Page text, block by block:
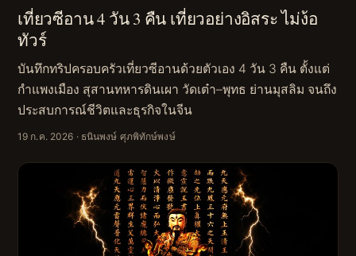
เที่ยวซีอาน 4 วัน 3 คืน เที่ยวอย่างอิสระ ไม่ง้อ
ทัวร์
บันทึกทริปครอบครัวเที่ยวซีอานด้วยตัวเอง 4 วัน 3 คืน ตั้งแต่
กำแพงเมือง สุสานทหารดินเผา วัดเต๋า–พุทธ ย่านมุสลิม จนถึง
ประสบการณ์ชีวิตและธุรกิจในจีน
19 ก.ค. 2026 · ธนินพงษ์ ศุภพิทักษ์พงษ์